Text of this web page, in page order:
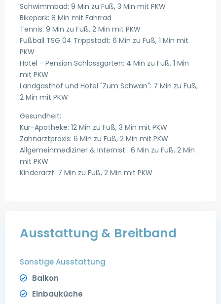
Schwimmbad: 9 Min zu Fuß, 3 Min mit PKW
Bikepark: 8 Min mit Fahrrad
Tennis: 9 Min zu Fuß, 2 Min mit PKW
Fußball TSG 04 Trippstadt: 6 Min zu Fuß, 1 Min mit
PKW
Hotel - Pension Schlossgarten: 4 Min zu Fuß, 1 Min
mit PKW
Landgasthof und Hotel "Zum Schwan": 7 Min zu Fuß,
2 Min mit PKW
Gesundheit:
Kur-Apotheke: 12 Min zu Fuß, 3 Min mit PKW
Zahnarztpraxis: 6 Min zu Fuß, 2 Min mit PKW
Allgemeinmediziner & Internist : 6 Min zu Fuß, 2 Min
mit PKW
Kinderarzt: 7 Min zu Fuß, 2 Min mit PKW
Ausstattung & Breitband
Sonstige Ausstattung
Balkon
Einbauküche